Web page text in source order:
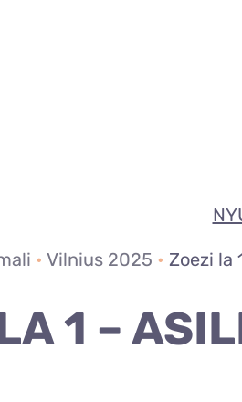
• Vilnius 2025 • Zoezi la
1 –